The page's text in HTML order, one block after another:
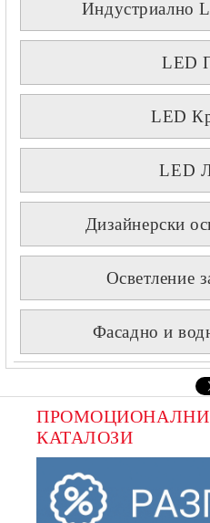
Индустриално
LED
LED
LED
Дизайнерски
Осветление
Фасадно и
ПРОМОЦИОНАЛНИ
КАТАЛОЗИ